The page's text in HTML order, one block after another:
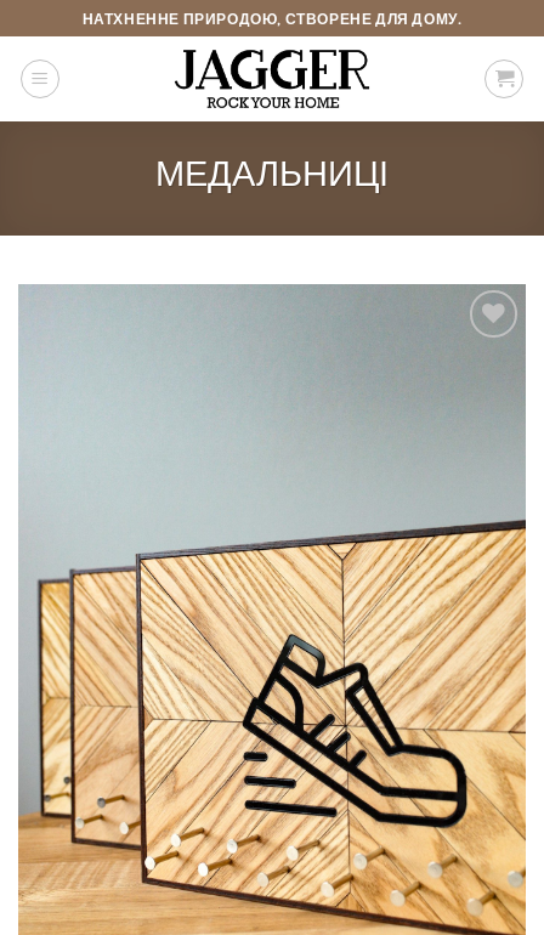
to
content
НАТХНЕННЕ ПРИРОДОЮ, СТВОРЕНЕ ДЛЯ ДОМУ.
МЕДАЛЬНИЦІ